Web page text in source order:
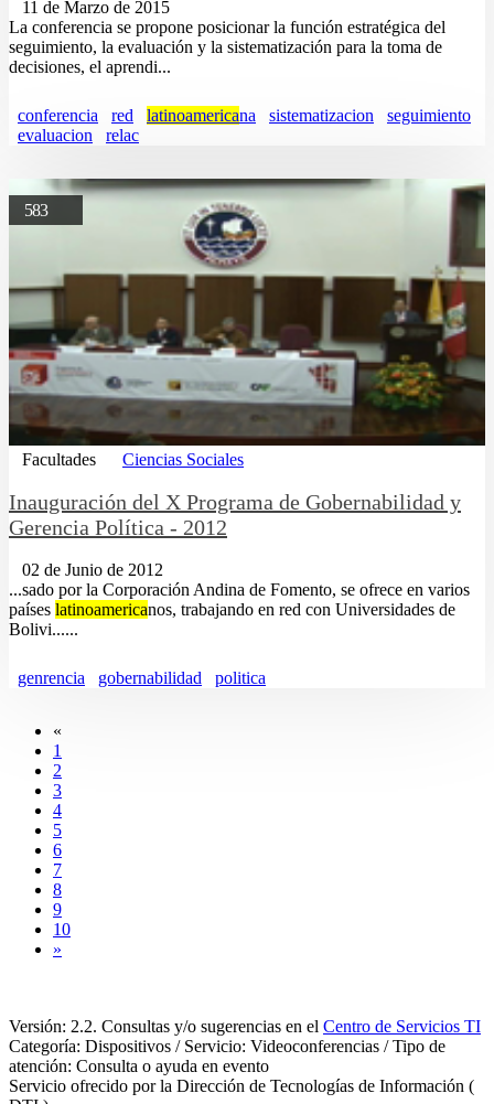
11 de Marzo de 2015
La conferencia se propone posicionar la función estratégica del
seguimiento, la evaluación y la sistematización para la toma de
decisiones, el aprendi...
conferencia red latinoamericana sistematizacion
seguimiento
evaluacion
relac
583
Facultades Ciencias Sociales
Inauguración del X Programa de Gobernabilidad y
Gerencia Política - 2012
02 de Junio de 2012
...sado por la Corporación Andina de Fomento, se ofrece en varios
países latinoamericanos, trabajando en red con Universidades de
Bolivi......
genrencia gobernabilidad politica
«
1
2
3
4
5
6
7
8
9
10
»
Versión: 2.2. Consultas y/o sugerencias en el Centro de Servicios TI
Categoría: Dispositivos / Servicio: Videoconferencias / Tipo de
atención: Consulta o ayuda en evento
Servicio ofrecido por la Dirección de Tecnologías de Información (